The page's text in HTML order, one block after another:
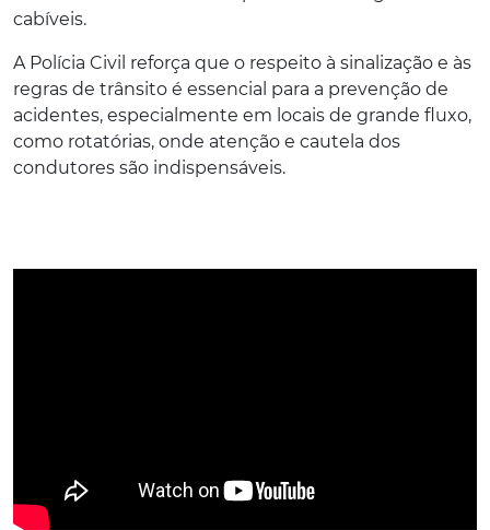
cabíveis.
A Polícia Civil reforça que o respeito à sinalização e às
regras de trânsito é essencial para a prevenção de
acidentes, especialmente em locais de grande fluxo,
como rotatórias, onde atenção e cautela dos
condutores são indispensáveis.